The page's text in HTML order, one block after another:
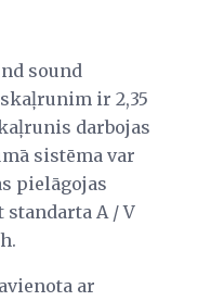
sound
ir 2,35
darbojas
sistēma var
pielāgojas
A / V
ar